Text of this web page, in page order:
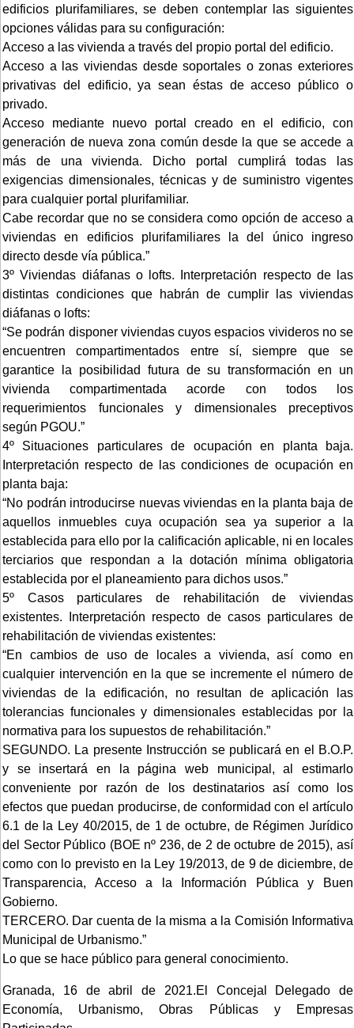
edificios plurifamiliares, se deben contemplar las siguientes
opciones válidas para su configuración:
Acceso a las vivienda a través del propio portal del edificio.
Acceso a las viviendas desde soportales o zonas exteriores
privativas del edificio, ya sean éstas de acceso público o
privado.
Acceso mediante nuevo portal creado en el edificio, con
generación de nueva zona común desde la que se accede a
más de una vivienda. Dicho portal cumplirá todas las
exigencias dimensionales, técnicas y de suministro vigentes
para cualquier portal plurifamiliar.
Cabe recordar que no se considera como opción de acceso a
viviendas en edificios plurifamiliares la del único ingreso
directo desde vía pública.”
3º Viviendas diáfanas o lofts. Interpretación respecto de las
distintas condiciones que habrán de cumplir las viviendas
diáfanas o lofts:
“Se podrán disponer viviendas cuyos espacios vivideros no se
encuentren compartimentados entre sí, siempre que se
garantice la posibilidad futura de su transformación en un
vivienda compartimentada acorde con todos los
requerimientos funcionales y dimensionales preceptivos
según PGOU.”
4º Situaciones particulares de ocupación en planta baja.
Interpretación respecto de las condiciones de ocupación en
planta baja:
“No podrán introducirse nuevas viviendas en la planta baja de
aquellos inmuebles cuya ocupación sea ya superior a la
establecida para ello por la calificación aplicable, ni en locales
terciarios que respondan a la dotación mínima obligatoria
establecida por el planeamiento para dichos usos.”
5º Casos particulares de rehabilitación de viviendas
existentes. Interpretación respecto de casos particulares de
rehabilitación de viviendas existentes:
“En cambios de uso de locales a vivienda, así como en
cualquier intervención en la que se incremente el número de
viviendas de la edificación, no resultan de aplicación las
tolerancias funcionales y dimensionales establecidas por la
normativa para los supuestos de rehabilitación.”
SEGUNDO. La presente Instrucción se publicará en el B.O.P.
y se insertará en la página web municipal, al estimarlo
conveniente por razón de los destinatarios así como los
efectos que puedan producirse, de conformidad con el artículo
6.1 de la Ley 40/2015, de 1 de octubre, de Régimen Jurídico
del Sector Público (BOE nº 236, de 2 de octubre de 2015), así
como con lo previsto en la Ley 19/2013, de 9 de diciembre, de
Transparencia, Acceso a la Información Pública y Buen
Gobierno.
TERCERO. Dar cuenta de la misma a la Comisión Informativa
Municipal de Urbanismo.”
Lo que se hace público para general conocimiento.
Granada, 16 de abril de 2021.El Concejal Delegado de
Economía, Urbanismo, Obras Públicas y Empresas